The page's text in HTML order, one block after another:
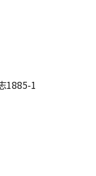
1885-1